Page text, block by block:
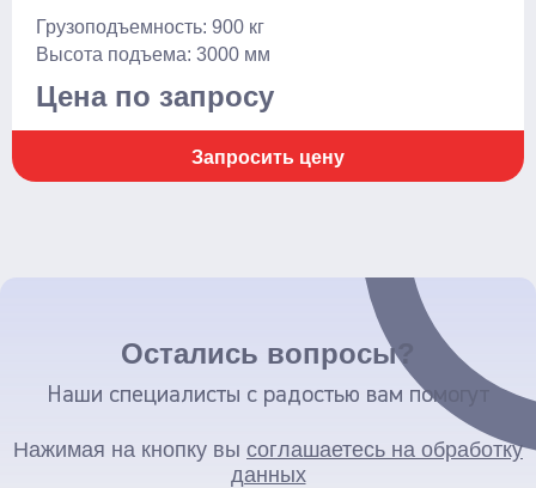
Грузоподъемность: 900 кг
Высота подъема: 3000 мм
Цена по запросу
Запросить цену
Остались вопросы?
Наши специалисты с радостью вам помогут
Нажимая на кнопку вы соглашаетесь на обработку
данных